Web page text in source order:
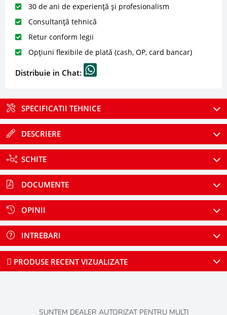
30 de ani de experiență și profesionalism
Consultanță tehnică
Retur conform legii
Opțiuni flexibile de plată (cash, OP, card bancar)
Distribuie in Chat:
SPECIFICATII TEHNICE
DESCRIERE
SCHITE
DOCUMENTE
OPINII
INTREBARI
PRODUSE RECENT VIZUALIZATE
SUNTEM DEALER AUTORIZAT PENTRU MULTI